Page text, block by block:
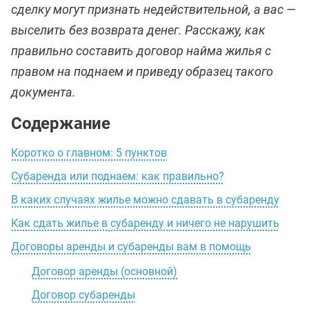
сделку могут признать недействительной, а вас —
выселить без возврата денег. Расскажу, как
правильно составить договор найма жилья с
правом на поднаем и приведу образец такого
документа.
Содержание
Коротко о главном: 5 пунктов
Субаренда или поднаем: как правильно?
В каких случаях жилье можно сдавать в субаренду
Как сдать жилье в субаренду и ничего не нарушить
Договоры аренды и субаренды вам в помощь
Договор аренды (основной)
Договор субаренды